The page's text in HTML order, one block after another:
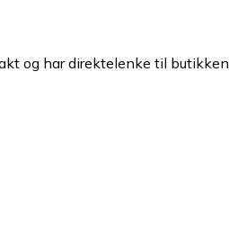
og har direktelenke til butikken.